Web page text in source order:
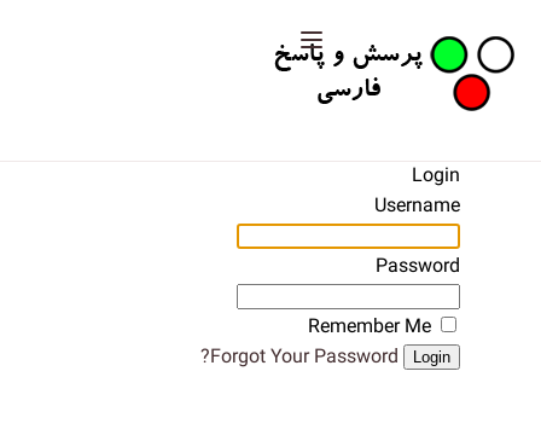
Login
Username
Password
Remember Me
Login
Forgot Your Password?